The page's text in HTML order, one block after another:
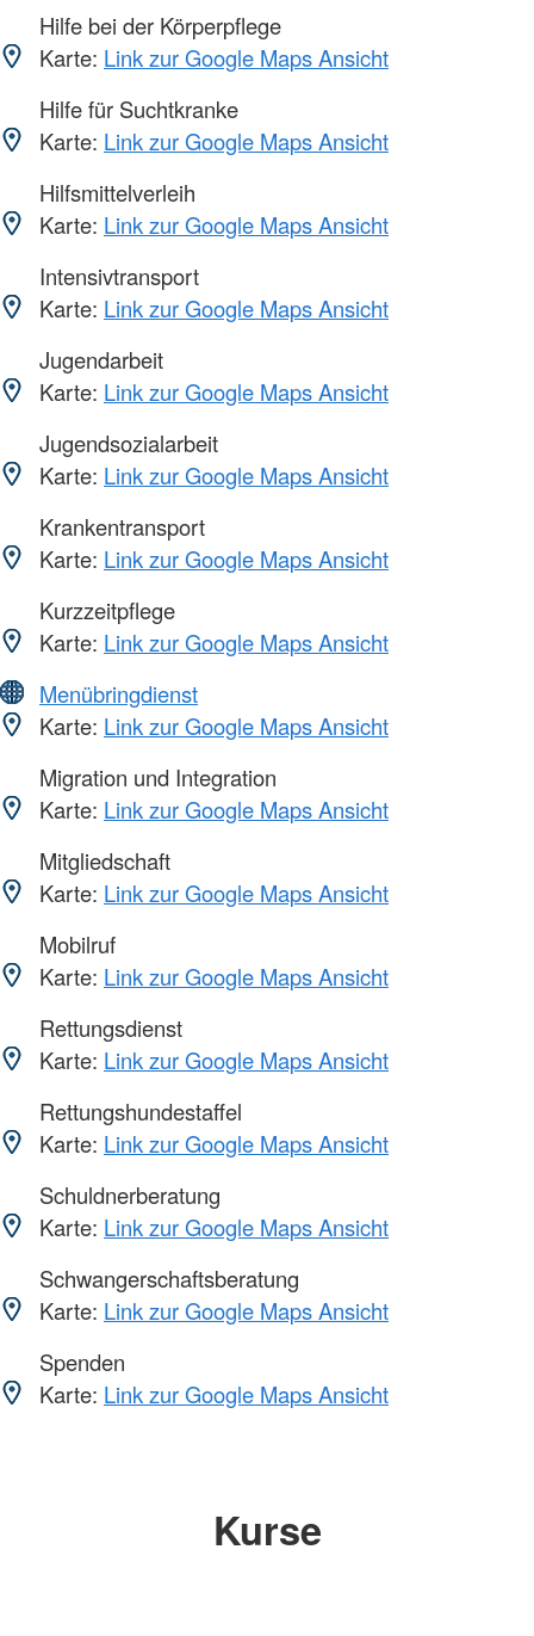
Hilfe bei der Körperpflege
Karte: Link zur Google Maps Ansicht
Hilfe für Suchtkranke
Karte: Link zur Google Maps Ansicht
Hilfsmittelverleih
Karte: Link zur Google Maps Ansicht
Intensivtransport
Karte: Link zur Google Maps Ansicht
Jugendarbeit
Karte: Link zur Google Maps Ansicht
Jugendsozialarbeit
Karte: Link zur Google Maps Ansicht
Krankentransport
Karte: Link zur Google Maps Ansicht
Kurzzeitpflege
Karte: Link zur Google Maps Ansicht
Menübringdienst
Karte: Link zur Google Maps Ansicht
Migration und Integration
Karte: Link zur Google Maps Ansicht
Mitgliedschaft
Karte: Link zur Google Maps Ansicht
Mobilruf
Karte: Link zur Google Maps Ansicht
Rettungsdienst
Karte: Link zur Google Maps Ansicht
Rettungshundestaffel
Karte: Link zur Google Maps Ansicht
Schuldnerberatung
Karte: Link zur Google Maps Ansicht
Schwangerschaftsberatung
Karte: Link zur Google Maps Ansicht
Spenden
Karte: Link zur Google Maps Ansicht
Kurse